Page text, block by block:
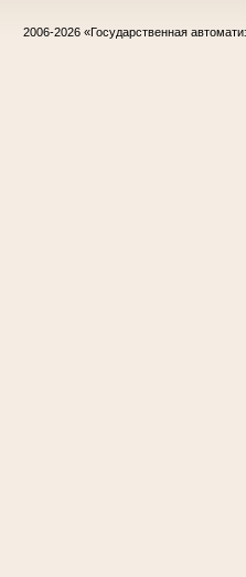
2006-2026 «Государственная